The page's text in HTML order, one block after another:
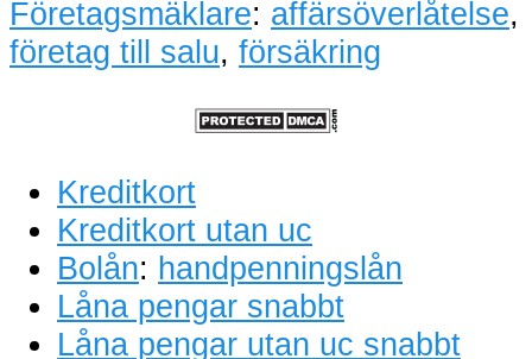
Företagsmäklare: affärsöverlåtelse,
företag till salu, försäkring
Kreditkort
Kreditkort utan uc
Bolån: handpenningslån
Låna pengar snabbt
Låna pengar utan uc snabbt